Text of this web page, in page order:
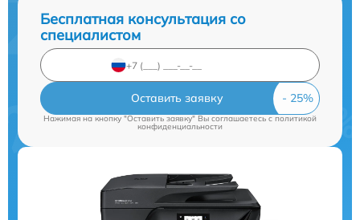
Бесплатная консультация со
специалистом
Оставить заявку
Нажимая на кнопку "Оставить заявку" Вы соглашаетесь cполитикой
конфиденциальности